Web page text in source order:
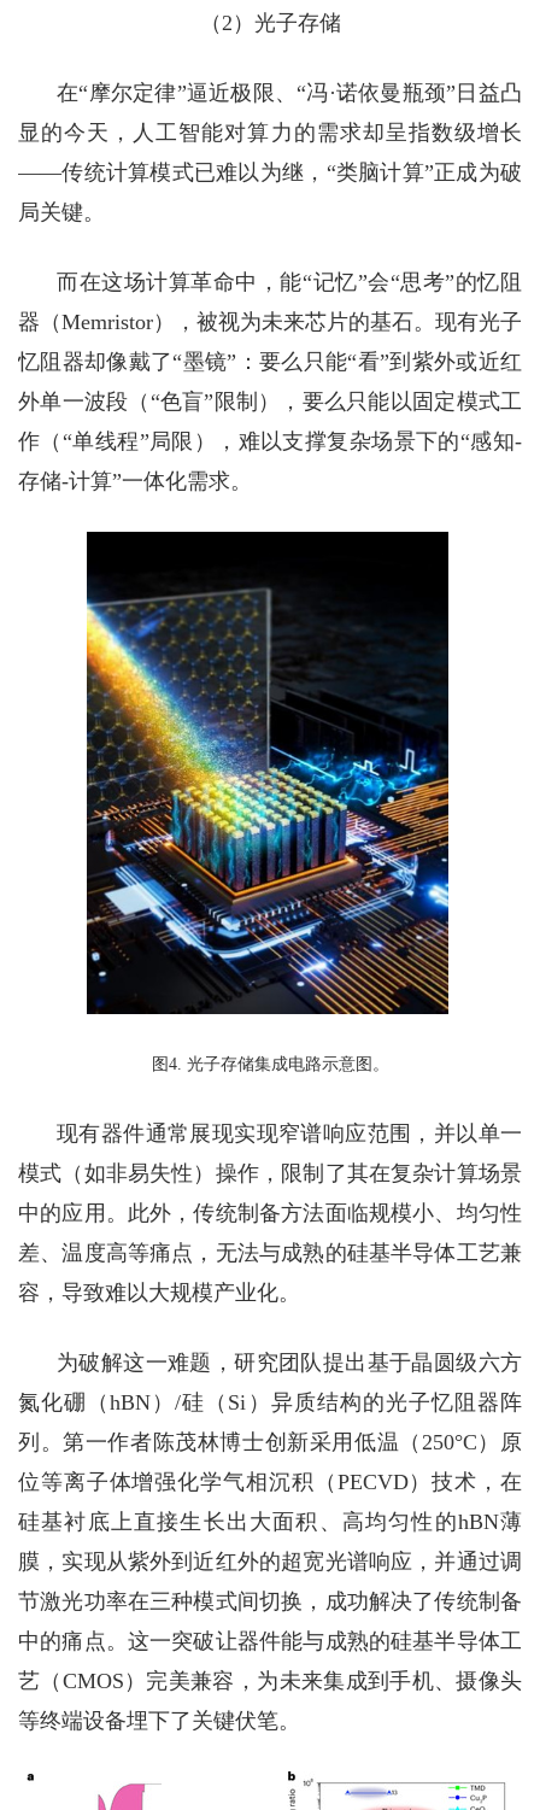
（2 ）光子存储
在“摩尔定律”逼近极限、“冯·诺依曼瓶颈”日益凸
显的今天，人工智能对算力的需求却呈指数级增长
——传统计算模式已难以为继，“类脑计算”正成为破
局关键。
而在这场计算革命中，能“记忆”会“思考”的忆阻
器（Memristor），被视为未来芯片的基石。现有光子
忆阻器却像戴了“墨镜” ：要么只能“看”到紫外或近红
外单一波段（ “色盲” 限制），要么只能以固定模式工
作（ “单线程”局限），难以支撑复杂场景下的“感知-
存储-计算”一体化需求。
图 4. 光子存储集成电路示意图。
现有器件通常展现实现窄谱响应范围，并以单一
模式（如非易失性）操作，限制了其在复杂计算场景
中的应用。此外，传统制备方法面临规模小、均匀性
差、温度高等痛点，无法与成熟的硅基半导体工艺兼
容，导致难以大规模产业化。
为破解这一难题，研究团队提出基于晶圆级六方
氮化硼（hBN ）/硅（ Si ）异质结构的光子忆阻器阵
列。第一作者陈茂林博士创新采用低温（ 250°C ）原
位等离子体增强化学气相沉积（ PECVD）技术，在
硅基衬底上直接生长出大面积、高均匀性的hBN薄
膜，实现从紫外到近红外的超宽光谱响应，并通过调
节激光功率在三种模式间切换，成功解决了传统制备
中的痛点。这一突破让器件能与成熟的硅基半导体工
艺（ CMOS ）完美兼容，为未来集成到手机、摄像头
等终端设备埋下了关键伏笔。